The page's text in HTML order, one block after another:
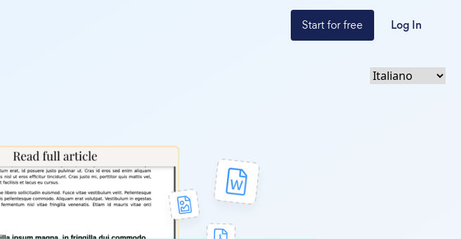
Start for free Log In